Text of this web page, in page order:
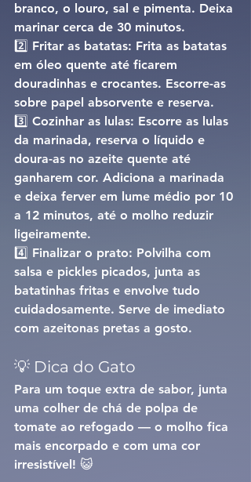
branco, o louro, sal e pimenta. Deixa
marinar cerca de 30 minutos.
2️⃣ Fritar as batatas: Frita as batatas
em óleo quente até ficarem
douradinhas e crocantes. Escorre-as
sobre papel absorvente e reserva.
3️⃣ Cozinhar as lulas: Escorre as lulas
da marinada, reserva o líquido e
doura-as no azeite quente até
ganharem cor. Adiciona a marinada
e deixa ferver em lume médio por 10
a 12 minutos, até o molho reduzir
ligeiramente.
4️⃣ Finalizar o prato: Polvilha com
salsa e pickles picados, junta as
batatinhas fritas e envolve tudo
cuidadosamente. Serve de imediato
com azeitonas pretas a gosto.
💡 Dica do Gato
Para um toque extra de sabor, junta
uma colher de chá de polpa de
tomate ao refogado — o molho fica
mais encorpado e com uma cor
irresistível! 😺